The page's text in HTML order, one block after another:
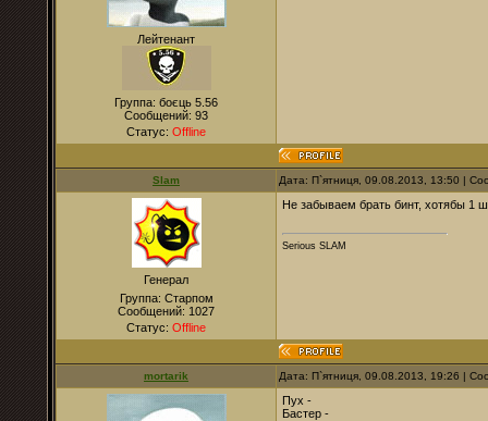
Лейтенант
Группа: боєць 5.56
Сообщений: 93
Статус: Offline
Slam Дата: П`ятниця, 09.08.2013, 13:50 |
Генерал
Группа: Старпом
Сообщений: 1027
Статус: Offline
Не забываем брать бинт, хотябы 1
Serious SLAM
mortarik Дата: П`ятниця, 09.08.2013, 19:26 |
Пух -
Бастер -